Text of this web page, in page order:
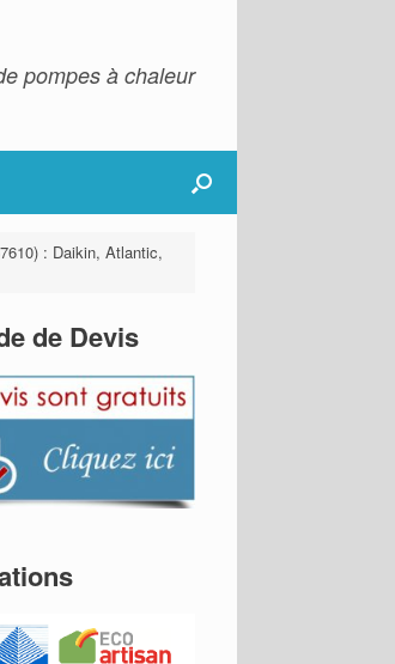
pompes à chaleur
: Daikin, Atlantic,
de Devis